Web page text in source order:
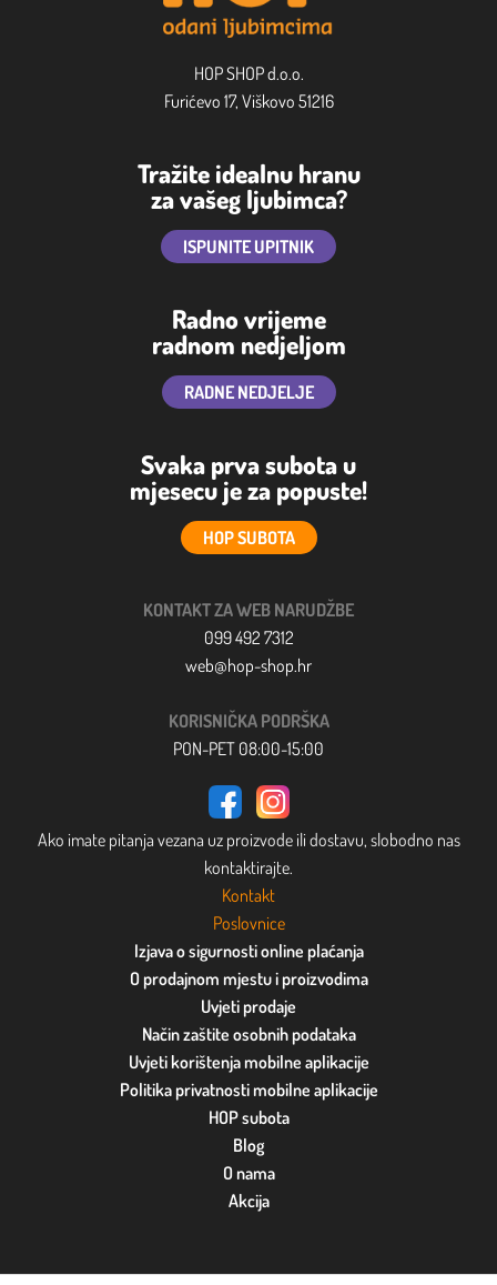
HOP SHOP d.o.o.
Furićevo 17, Viškovo 51216
Tražite idealnu hranu
za vašeg ljubimca?
ISPUNITE UPITNIK
Radno vrijeme
radnom nedjeljom
RADNE NEDJELJE
Svaka prva subota u
mjesecu je za popuste!
HOP SUBOTA
KONTAKT ZA WEB NARUDŽBE
099 492 7312
web@hop-shop.hr
KORISNIČKA PODRŠKA
PON-PET 08:00-15:00
Ako imate pitanja vezana uz proizvode ili dostavu, slobodno nas
kontaktirajte.
Kontakt
Poslovnice
Izjava o sigurnosti online plaćanja
O prodajnom mjestu i proizvodima
Uvjeti prodaje
Način zaštite osobnih podataka
Uvjeti korištenja mobilne aplikacije
Politika privatnosti mobilne aplikacije
HOP subota
Blog
O nama
Akcija